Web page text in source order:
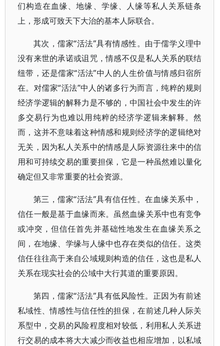
们构造在血缘、地缘、学缘、人缘等私人关系链条
上，形成可致天下大治的基本人际联合。
其次，儒家“活法”具有情感性。由于儒学义理中
没有来世的承诺或诅咒，情感不仅是私人关系的联结
纽带，还是儒家“活法”中人的人生价值与情感归宿所
在。对儒家“活法”中人的诸多行为而言，纯粹的规则
经济学逻辑的解释力是不够的，中国社会中发生的许
多交易行为也难以用纯粹的经济学逻辑来解释。然
而，这并不意味着这种情感和规则经济学的逻辑绝对
无关，因为私人关系中的情感是人际资源往来中的信
用和可持续交易的重要担保，它是一种虽然难以量化
确定但又非常重要的社会资源。
第三，儒家“活法”具有信任性。在血缘关系中，
信任一般是基于血缘而来。虽然血缘关系中也有竞争
或冲突，但信任首先并基础性地发生在血缘关系之
间，在地缘、学缘与人缘中也存在类似的信任。这类
信任往往高于来自公域规则构造的信任，这也是私人
关系在现实社会的公域中大行其道的重要原因。
第四，儒家“活法”具有低风险性。正因为有前述
私域性、情感性与信任性的担保，在前述几种人际关
系型中，交易的风险程度相对较低，利用私人关系进
行交易的成本将大大减少而收益也相应增加，以私域